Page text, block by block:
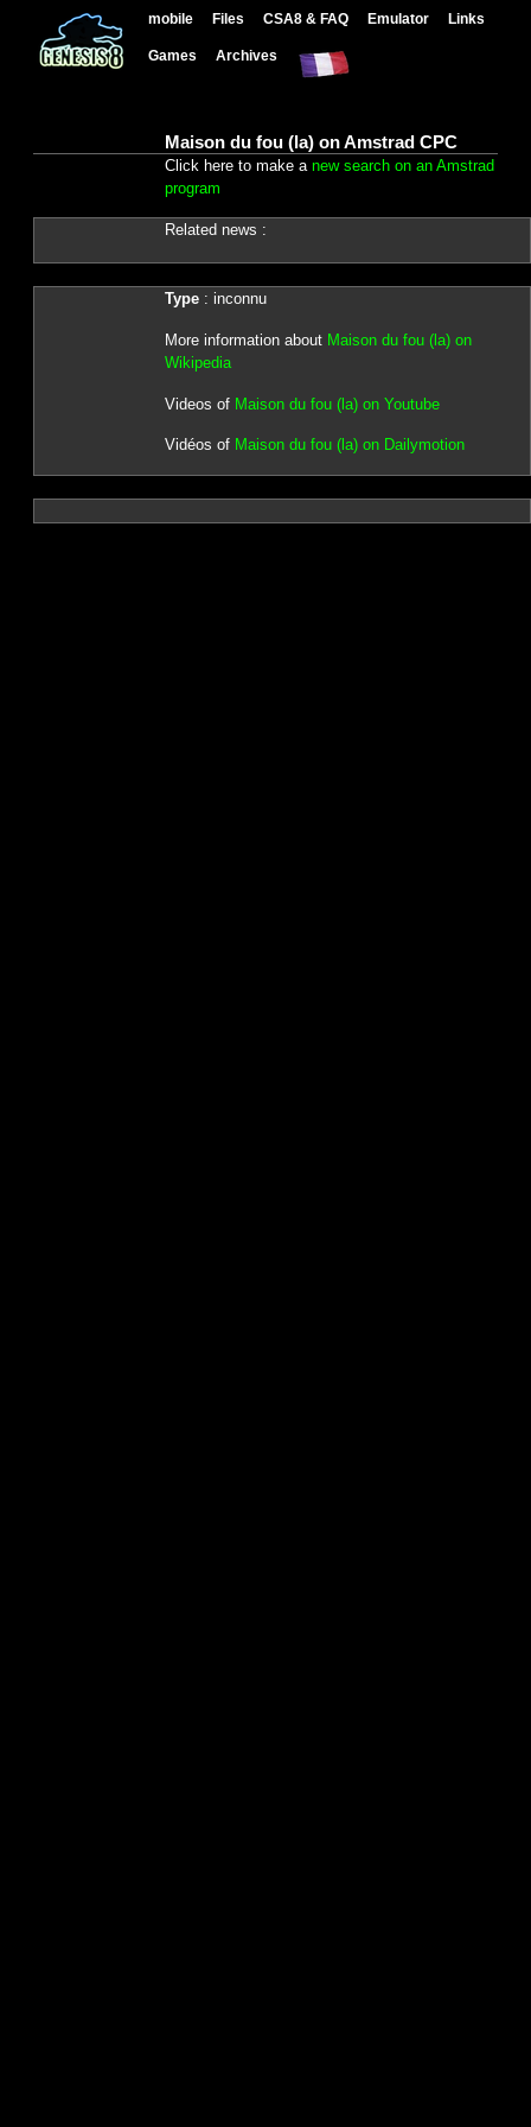
mobile Files CSA8 & FAQ Emulator Links
Games Archives
Maison du fou (la) on Amstrad CPC
Click here to make a new search on an Amstrad
program
Related news :
Type: inconnu
More information about Maison du fou (la) on
Wikipedia
Videos of Maison du fou (la) on Youtube
Vidéos of Maison du fou (la) on Dailymotion